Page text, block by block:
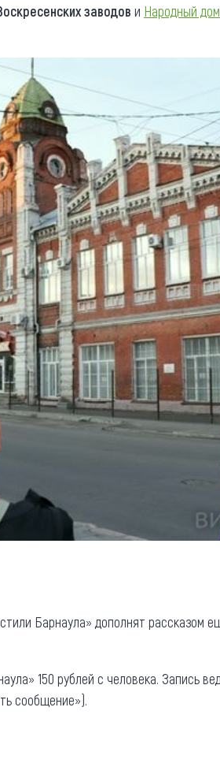
заводов и Народный дом
Барнаула» дополнят рассказом
150 рублей с человека. Запись
сообщение»).